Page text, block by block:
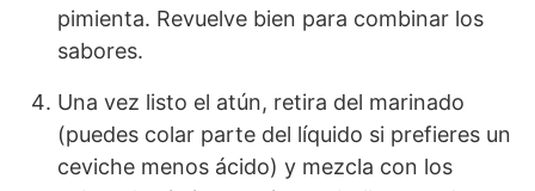
pimienta. Revuelve bien para combinar los
sabores.
Una vez listo el atún, retira del marinado
(puedes colar parte del líquido si prefieres un
ceviche menos ácido) y mezcla con los